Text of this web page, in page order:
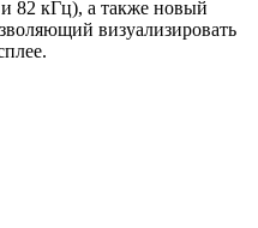
82 кГц), а также новый
визуализировать